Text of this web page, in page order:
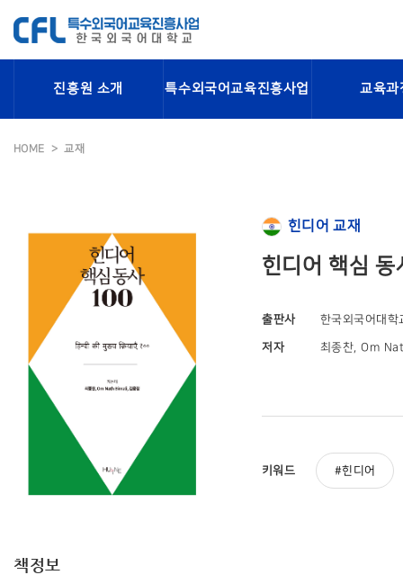
진흥원 소개 특수외국어교육진흥사업 교육과
HOME 교재
힌디어 교재
힌디어 핵심
출판사 한국외국어대학
저자 최종찬, Om
키워드 힌디어
책정보